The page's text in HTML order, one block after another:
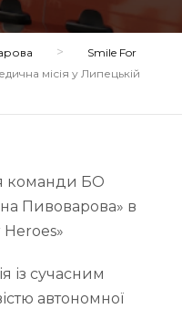
>
Smile For
місія у Липецькій
команди БО
Пивоварова» в
із сучасним
автономної